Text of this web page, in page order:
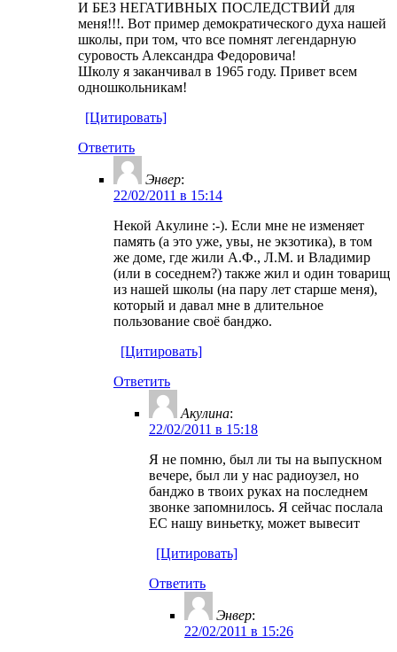
И БЕЗ НЕГАТИВНЫХ ПОСЛЕДСТВИЙ для
меня!!!. Вот пример демократического духа нашей
школы, при том, что все помнят легендарную
суровость Александра Федоровича!
Школу я заканчивал в 1965 году. Привет всем
одношкольникам!
[Цитировать]
Ответить
Энвер:
22/02/2011 в 15:14
Некой Акулине :-). Если мне не изменяет
память (а это уже, увы, не экзотика), в том
же доме, где жили А.Ф., Л.М. и Владимир
(или в соседнем?) также жил и один товарищ
из нашей школы (на пару лет старше меня),
который и давал мне в длительное
пользование своё банджо.
[Цитировать]
Ответить
Акулина:
22/02/2011 в 15:18
Я не помню, был ли ты на выпускном
вечере, был ли у нас радиоузел, но
банджо в твоих руках на последнем
звонке запомнилось. Я сейчас послала
ЕС нашу виньетку, может вывесит
[Цитировать]
Ответить
Энвер:
22/02/2011 в 15:26